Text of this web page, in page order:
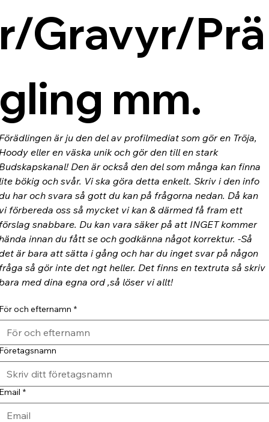
Gravyr/Prä
mm.
är ju den del av profilmediat som gör en Tröja,
eller en väska unik och gör den till en stark
Den är också den del som många kan finna
bökig och svår. Vi ska göra detta enkelt. Skriv i den info
har och svara så gott du kan på frågorna nedan. Då kan
förbereda oss så mycket vi kan & därmed få fram ett
snabbare. Du kan vara säker på att INGET kommer
innan du fått se och godkänna något korrektur. -Så
är bara att sätta i gång och har du inget svar på någon
så gör inte det ngt heller. Det finns en textruta så skriv
med dina egna ord ,så löser vi allt!
och efternamn *
*